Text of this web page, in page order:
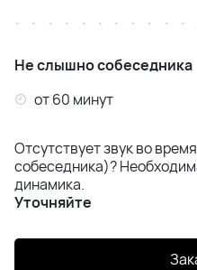
Не слышно собеседника
от 60 минут
Отсутствует звук во
собеседника)?
динамика.
Уточняйте